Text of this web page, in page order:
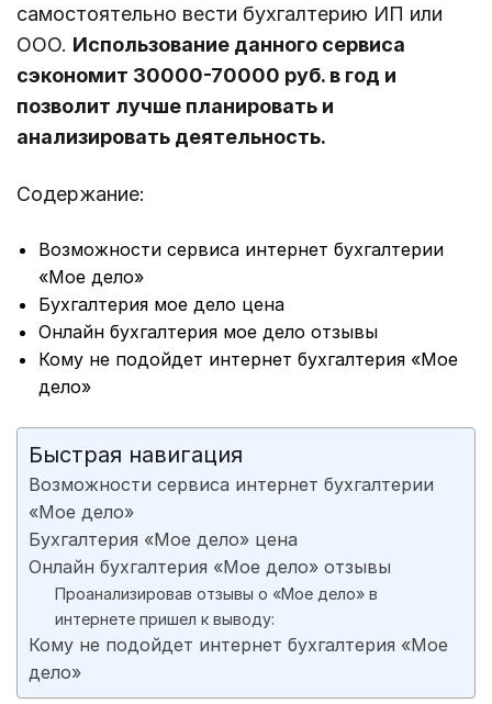
самостоятельно вести бухгалтерию ИП или
ООО. Использование данного сервиса
сэкономит 30000-70000 руб. в год и
позволит лучше планировать и
анализировать деятельность.
Содержание:
Возможности сервиса интернет бухгалтерии
«Мое дело»
Бухгалтерия мое дело цена
Онлайн бухгалтерия мое дело отзывы
Кому не подойдет интернет бухгалтерия «Мое
дело»
Быстрая навигация
Возможности сервиса интернет бухгалтерии
«Мое дело»
Бухгалтерия «Мое дело» цена
Онлайн бухгалтерия «Мое дело» отзывы
Проанализировав отзывы о «Мое дело» в
интернете пришел к выводу:
Кому не подойдет интернет бухгалтерия «Мое
дело»